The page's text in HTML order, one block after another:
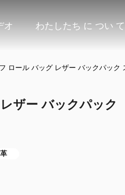
オ わたしたち に つい て
ロール バッグ レザー バックパック
ザー バックパック